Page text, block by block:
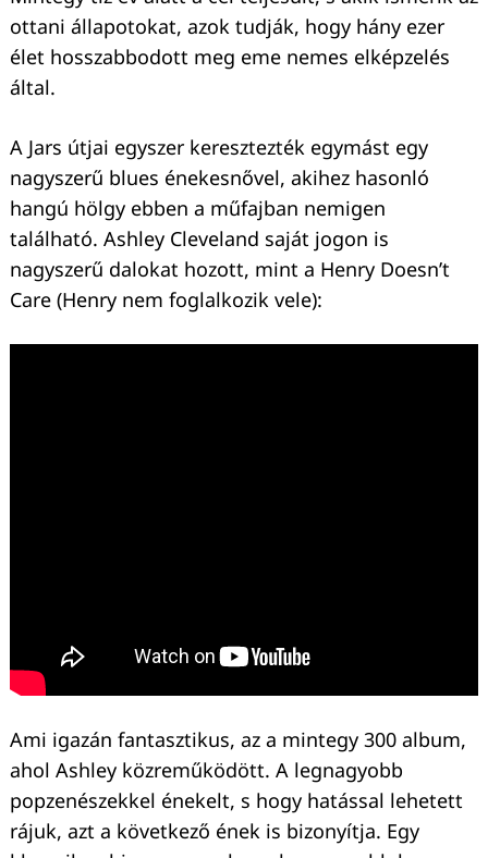
ottani állapotokat, azok tudják, hogy hány ezer
élet hosszabbodott meg eme nemes elképzelés
által.
A Jars útjai egyszer keresztezték egymást egy
nagyszerű blues énekesnővel, akihez hasonló
hangú hölgy ebben a műfajban nemigen
található. Ashley Cleveland saját jogon is
nagyszerű dalokat hozott, mint a Henry Doesn’t
Care (Henry nem foglalkozik vele):
Ami igazán fantasztikus, az a mintegy 300 album,
ahol Ashley közreműködött. A legnagyobb
popzenészekkel énekelt, s hogy hatással lehetett
rájuk, azt a következő ének is bizonyítja. Egy
Keresés: